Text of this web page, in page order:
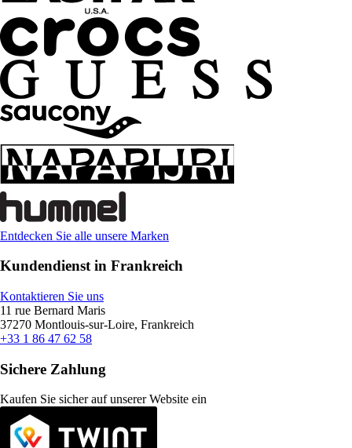
Entdecken Sie alle unsere Marken
Kundendienst in Frankreich
Kontaktieren Sie uns
11 rue Bernard Maris
37270 Montlouis-sur-Loire, Frankreich
+33 1 86 47 62 58
Sichere Zahlung
Kaufen Sie sicher auf unserer Website ein